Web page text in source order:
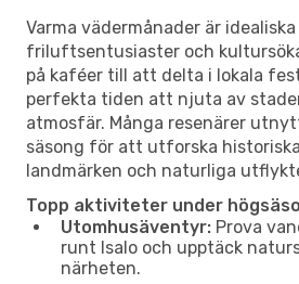
Varma vädermånader är
friluftsentusiaster och
på kaféer till att delta i lokala
perfekta tiden att njuta av
atmosfär. Många resenärer
säsong för att utforska
landmärken och naturliga
Topp aktiviteter under
Utomhusäventyr: Prova
runt Isalo och upptäck
närheten.